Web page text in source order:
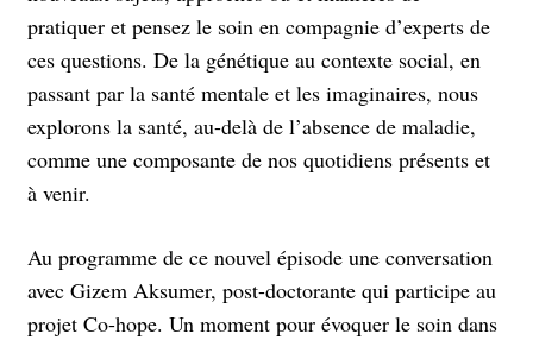
pratiquer et pensez le soin en compagnie d’experts de
ces questions. De la génétique au contexte social, en
passant par la santé mentale et les imaginaires, nous
explorons la santé, au-delà de l’absence de maladie,
comme une composante de nos quotidiens présents et
à venir.
Au programme de ce nouvel épisode une conversation
avec Gizem Aksumer, post-doctorante qui participe au
projet Co-hope. Un moment pour évoquer le soin dans